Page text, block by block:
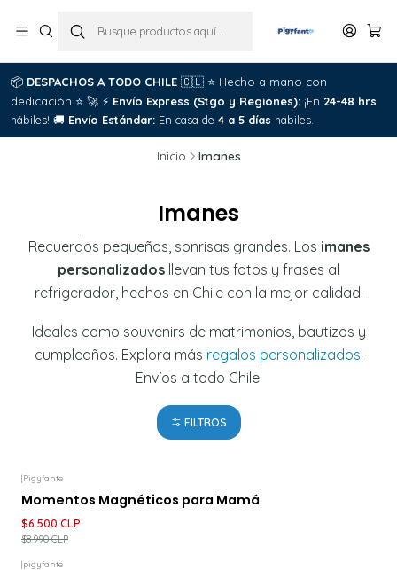
📦 DESPACHOS A TODO CHILE 🇨🇱 ⭐ Hecho a mano con
dedicación ⭐ 🚀 ⚡ Envío Express (Stgo y Regiones): ¡En 24-48 hrs
hábiles! 🚚 Envío Estándar: En casa de 4 a 5 días hábiles.
Inicio Imanes
Imanes
Recuerdos pequeños, sonrisas grandes. Los imanes
personalizados llevan tus fotos y frases al
refrigerador, hechos en Chile con la mejor calidad.
Ideales como souvenirs de matrimonios, bautizos y
cumpleaños. Explora más regalos personalizados.
Envíos a todo Chile.
FILTROS
|Pigyfante
Momentos Magnéticos para Mamá
$6.500 CLP
$8.990 CLP
|pigyfante